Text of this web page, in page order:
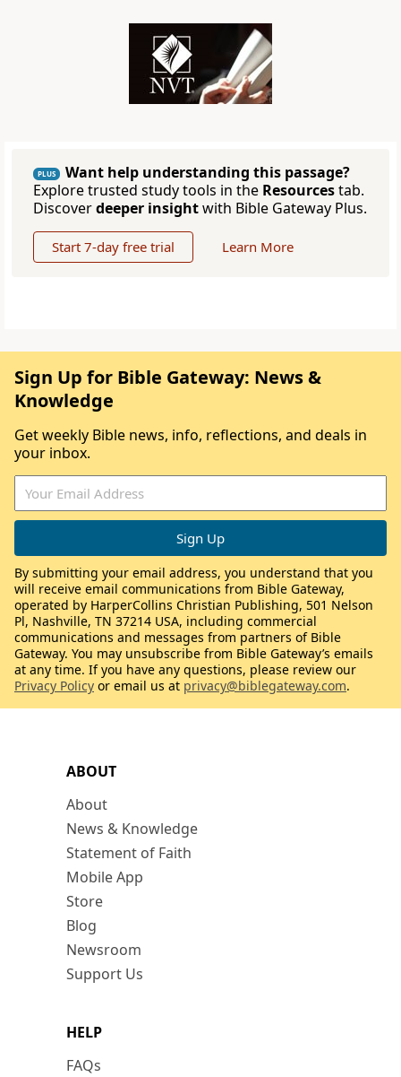
PLUS
Want help understanding this passage?
Explore trusted study tools in the Resourcestab.
Discoverdeeper insightwith Bible Gateway Plus.
Start 7-day free trial Learn More
ABOUT
About
News & Knowledge
Statement of Faith
Mobile App
Store
Blog
Newsroom
Support Us
HELP
FAQs
Sign Up for Bible Gateway: News &
Knowledge
Get weekly Bible news, info, reflections, and deals in
your inbox.
By submitting your email address, you understand that you
will receive email communications from Bible Gateway,
operated by HarperCollins Christian Publishing, 501 Nelson
Pl, Nashville, TN 37214 USA, including commercial
communications and messages from partners of Bible
Gateway. You may unsubscribe from Bible Gateway’s emails
at any time. If you have any questions, please review our
Privacy Policy or email us at privacy@biblegateway.com.